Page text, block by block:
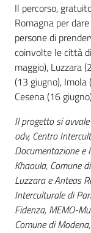
Il percorso,
Romagna per
persone di
coinvolte le città
maggio), Luzzara
(13 giugno), Imola
Cesena (16
Il progetto si
odv, Centro
Documentazione e
Khaoula, Comune
Luzzara e Anteas
Interculturale di
Fidenza, MEMO-
Comune di